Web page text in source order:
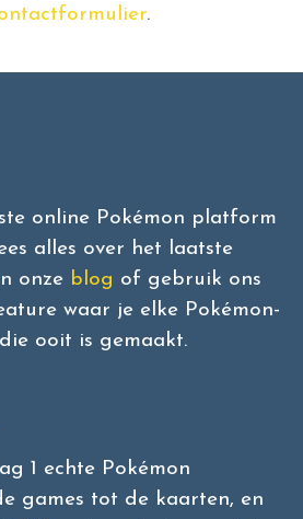
.
online Pokémon platform
alles over het laatste
onze blog of gebruik ons
waar je elke Pokémon-
ooit is gemaakt.
1 echte Pokémon
games tot de kaarten, en